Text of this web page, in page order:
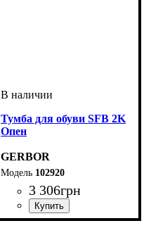
Тумба для обуви SFB 2K
Опен
GERBOR
102920
3 306грн